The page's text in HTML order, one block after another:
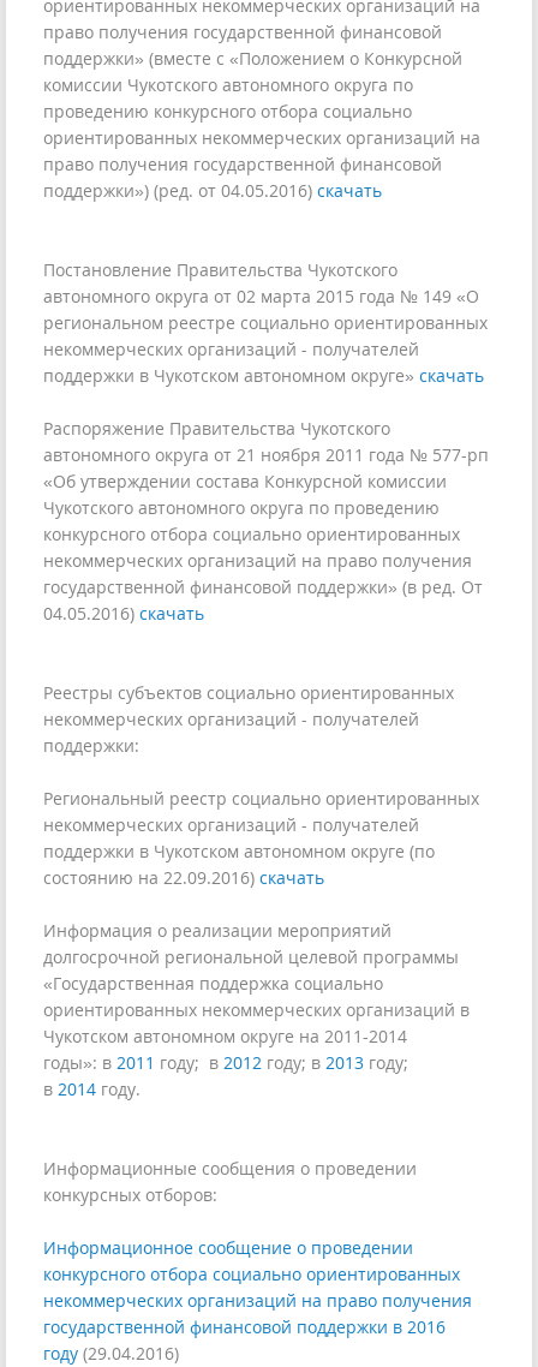
ориентированных некоммерческих организаций на
право получения государственной финансовой
поддержки» (вместе с «Положением о Конкурсной
комиссии Чукотского автономного округа по
проведению конкурсного отбора социально
ориентированных некоммерческих организаций на
право получения государственной финансовой
поддержки») (ред. от 04.05.2016) скачать
Постановление Правительства Чукотского
автономного округа от 02 марта 2015 года № 149 «О
региональном реестре социально ориентированных
некоммерческих организаций - получателей
поддержки в Чукотском автономном округе» скачать
Распоряжение Правительства Чукотского
автономного округа от 21 ноября 2011 года № 577-рп
«Об утверждении состава Конкурсной комиссии
Чукотского автономного округа по проведению
конкурсного отбора социально ориентированных
некоммерческих организаций на право получения
государственной финансовой поддержки» (в ред. От
04.05.2016) скачать
Реестры субъектов социально ориентированных
некоммерческих организаций - получателей
поддержки:
Региональный реестр социально ориентированных
некоммерческих организаций - получателей
поддержки в Чукотском автономном округе (по
состоянию на 22.09.2016) скачать
Информация о реализации мероприятий
долгосрочной региональной целевой программы
«Государственная поддержка социально
ориентированных некоммерческих организаций в
Чукотском автономном округе на 2011-2014
годы»: в 2011 году; в 2012 году; в 2013 году;
в 2014 году.
Информационные сообщения о проведении
конкурсных отборов:
Информационное сообщение о проведении
конкурсного отбора социально ориентированных
некоммерческих организаций на право получения
государственной финансовой поддержки в 2016
году (29.04.2016)